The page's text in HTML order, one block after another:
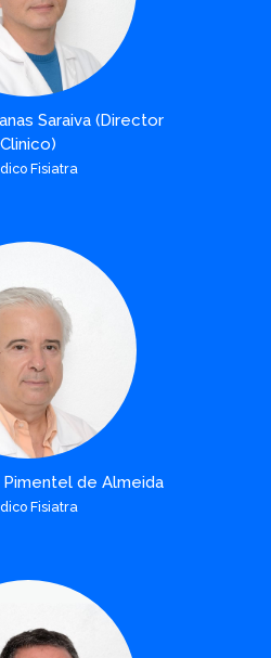
Saraiva (Director
Clinico)
Fisiatra
de Almeida
Fisiatra